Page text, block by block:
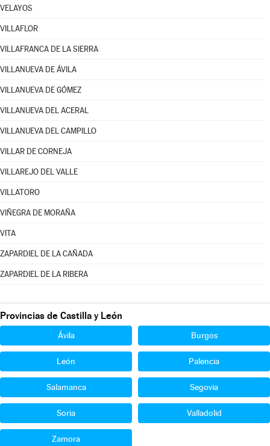
VELAYOS
VILLAFLOR
VILLAFRANCA DE LA SIERRA
VILLANUEVA DE ÁVILA
VILLANUEVA DE GÓMEZ
VILLANUEVA DEL ACERAL
VILLANUEVA DEL CAMPILLO
VILLAR DE CORNEJA
VILLAREJO DEL VALLE
VILLATORO
VIÑEGRA DE MORAÑA
VITA
ZAPARDIEL DE LA CAÑADA
ZAPARDIEL DE LA RIBERA
Provincias de Castilla y León
Ávila Burgos
León Palencia
Salamanca Segovia
Soria Valladolid
Zamora